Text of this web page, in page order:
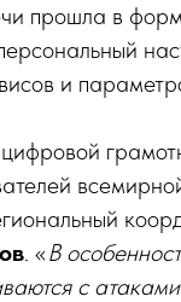
прошла в
и
. «В
с